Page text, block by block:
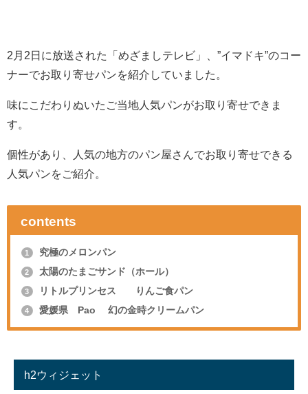
2月2日に放送された「めざましテレビ」、”イマドキ”のコー
ナーでお取り寄せパンを紹介していました。
味にこだわりぬいたご当地人気パンがお取り寄せできま
す。
個性があり、人気の地方のパン屋さんでお取り寄せできる
人気パンをご紹介。
contents
1 究極のメロンパン
2 太陽のたまごサンド（ホール）
3 リトルプリンセス りんご食パン
4 愛媛県 Pao 幻の金時クリームパン
h2ウィジェット